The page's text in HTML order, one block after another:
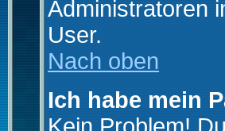
Administratoren
User.
Nach oben
Ich habe mein